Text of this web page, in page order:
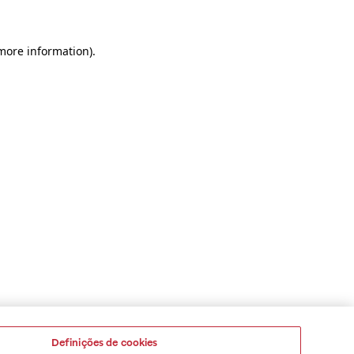
information).
Definições de cookies